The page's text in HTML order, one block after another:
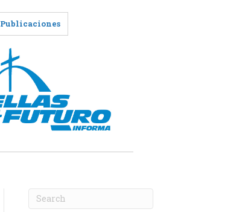
Publicaciones